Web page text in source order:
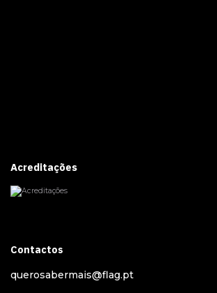
Acreditações
Contactos
querosabermais@flag.pt